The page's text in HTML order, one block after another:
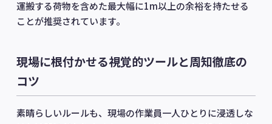
運搬する荷物を含めた最大幅に1m以上の余裕を持たせる
ことが推奨されています。
現場に根付かせる視覚的ツールと周知徹底の
コツ
素晴らしいルールも、現場の作業員一人ひとりに浸透しな